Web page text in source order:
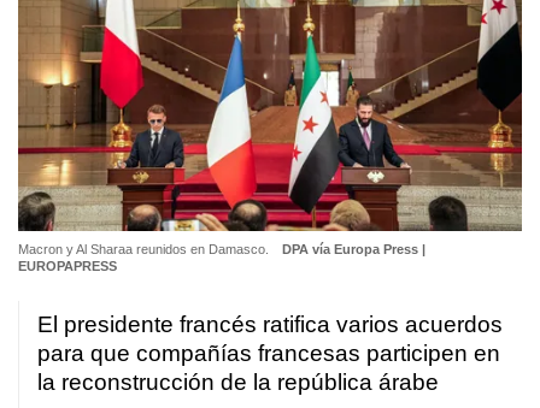
Macron y Al Sharaa reunidos en Damasco.
DPA vía Europa Press |
EUROPAPRESS
El presidente francés ratifica varios acuerdos
para que compañías francesas participen en
la reconstrucción de la república árabe